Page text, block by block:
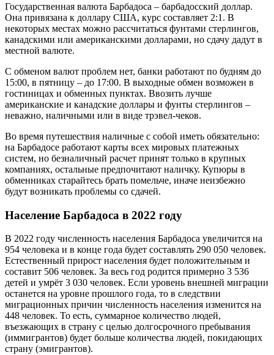
Государственная валюта Барбадоса – барбадосский доллар.
Она привязана к доллару США, курс составляет 2:1. В
некоторых местах можно рассчитаться фунтами стерлингов,
канадскими или американскими долларами, но сдачу дадут в
местной валюте.
С обменом валют проблем нет, банки работают по будням до
15:00, в пятницу – до 17:00. В выходные обмен возможен в
гостиницах и обменных пунктах. Ввозить лучше
американские и канадские доллары и фунты стерлингов –
неважно, наличными или в виде трэвел-чеков.
Во время путешествия наличные с собой иметь обязательно:
на Барбадосе работают карты всех мировых платежных
систем, но безналичный расчет принят только в крупных
компаниях, остальные предпочитают наличку. Купюры в
обменниках старайтесь брать помельче, иначе неизбежно
будут возникать проблемы со сдачей.
Население Барбадоса в 2022 году
В 2022 году численность населения Барбадоса увеличится на
954 человека и в конце года будет составлять 290 050 человек.
Естественный прирост населения будет положительным и
составит 506 человек. За весь год родится примерно 3 536
детей и умрёт 3 030 человек. Если уровень внешней миграции
останется на уровне прошлого года, то в следствии
миграционных причин численность населения изменится на
448 человек. То есть, суммарное количество людей,
въезжающих в страну с целью долгосрочного пребывания
(иммигрантов) будет больше количества людей, покидающих
страну (эмигрантов).